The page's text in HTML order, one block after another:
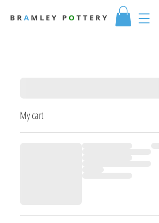
B RAM L E Y P O T T E R Y
My cart